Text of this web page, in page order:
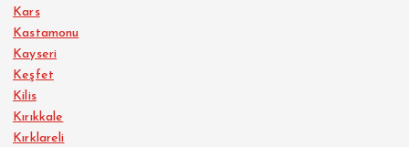
Kars
Kastamonu
Kayseri
Keşfet
Kilis
Kırıkkale
Kırklareli